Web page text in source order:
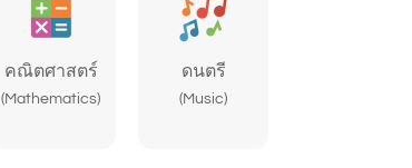
คณิตศาสตร์
(Mathematics)
ดนตรี
(Music)